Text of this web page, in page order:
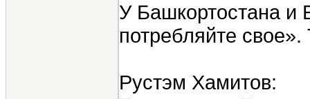
У Башкортостана и
потребляйте
Рустэм Хамитов: